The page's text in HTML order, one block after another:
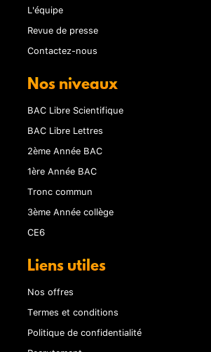
L'équipe
Revue de presse
Contactez-nous
Nos niveaux
BAC Libre Scientifique
BAC Libre Lettres
2ème Année BAC
1ère Année BAC
Tronc commun
3ème Année collège
CE6
Liens utiles
Nos offres
Termes et conditions
Politique de confidentialité